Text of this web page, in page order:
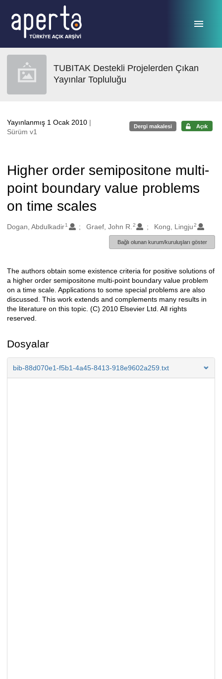
TUBITAK Destekli Projelerden Çıkan
Yayınlar Topluluğu
Yayınlanmış 1 Ocak 2010 |
Sürüm v1
Dergi makalesi Açık
Higher order semipositone multi-
point boundary value problems
on time scales
Oluşturanlar
Dogan, Abdulkadir1 Graef, John R. 2 Kong, Lingju2
Bağlı olunan kurum/kuruluşları göster
Açıklama
The authors obtain some existence criteria for positive solutions of
a higher order semipositone multi-point boundary value problem
on a time scale. Applications to some special problems are also
discussed. This work extends and complements many results in
the literature on this topic. (C) 2010 Elsevier Ltd. All rights
reserved.
Dosyalar
bib-88d070e1-f5b1-4a45-8413-918e9602a259.txt